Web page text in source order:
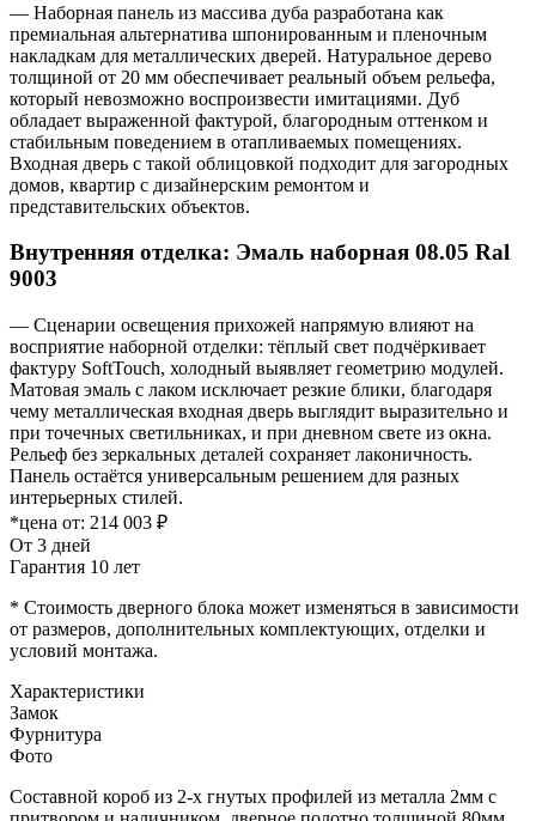
— Наборная панель из массива дуба разработана как
премиальная альтернатива шпонированным и пленочным
накладкам для металлических дверей. Натуральное дерево
толщиной от 20 мм обеспечивает реальный объем рельефа,
который невозможно воспроизвести имитациями. Дуб
обладает выраженной фактурой, благородным оттенком и
стабильным поведением в отапливаемых помещениях.
Входная дверь с такой облицовкой подходит для загородных
домов, квартир с дизайнерским ремонтом и
представительских объектов.
Внутренняя отделка: Эмаль наборная 08.05 Ral
9003
— Сценарии освещения прихожей напрямую влияют на
восприятие наборной отделки: тёплый свет подчёркивает
фактуру SoftTouch, холодный выявляет геометрию модулей.
Матовая эмаль с лаком исключает резкие блики, благодаря
чему металлическая входная дверь выглядит выразительно и
при точечных светильниках, и при дневном свете из окна.
Рельеф без зеркальных деталей сохраняет лаконичность.
Панель остаётся универсальным решением для разных
интерьерных стилей.
*цена от: 214 003 ₽
От 3 дней
Гарантия 10 лет
* Стоимость дверного блока может изменяться в зависимости
от размеров, дополнительных комплектующих, отделки и
условий монтажа.
Характеристики
Замок
Фурнитура
Фото
Составной короб из 2-х гнутых профилей из металла 2мм с